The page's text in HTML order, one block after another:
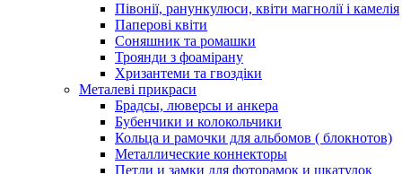
Півонії, ранункулюси, квіти магнолії і камелія
Паперові квіти
Соняшник та ромашки
Троянди з фоамірану
Хризантеми та гвоздіки
Металеві прикраси
Брадсы, люверсы и анкера
Бубенчики и колокольчики
Кольца и рамочки для альбомов ( блокнотов)
Металлические коннекторы
Петли и замки для фоторамок и шкатулок